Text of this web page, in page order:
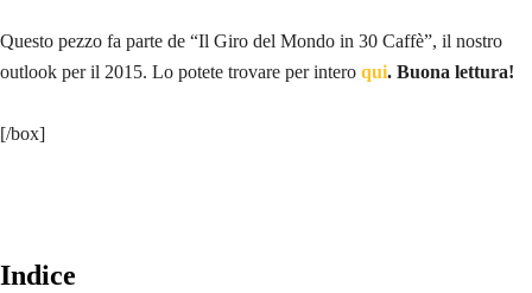
Questo pezzo fa parte de “Il Giro del Mondo in 30 Caffè”, il nostro
outlook per il 2015. Lo potete trovare per intero qui. Buona lettura!
[/box]
Indice